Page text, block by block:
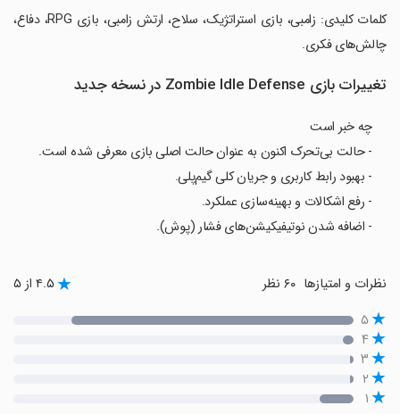
‏کلمات کلیدی: زامبی، بازی استراتژیک، سلاح، ارتش زامبی، بازی RPG، دفاع،
چالش‌های فکری.
تغییرات بازی Zombie Idle Defense در نسخه جدید
چه خبر است
- حالت بی‌تحرک اکنون به عنوان حالت اصلی بازی معرفی شده است.
- بهبود رابط کاربری و جریان کلی گیم‌پلی.
- رفع اشکالات و بهینه‌سازی عملکرد.
- اضافه شدن نوتیفیکیشن‌های فشار (پوش).
نظرات و امتیازها ۴.۵ از ۵
۵
۴
۳
۲
۱